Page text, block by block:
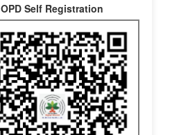
OPD Self Registration